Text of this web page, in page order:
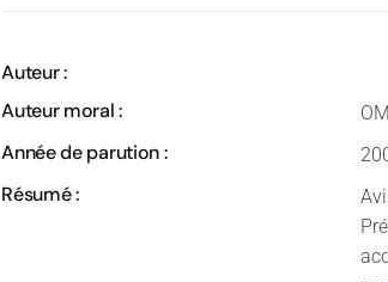
Auteur :
Auteur moral :
Année de parution :
Résumé :